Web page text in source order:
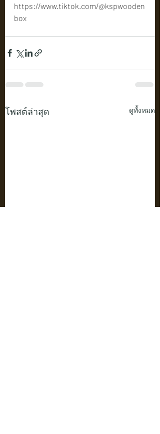
https://www.tiktok.com/@kspwooden
box
โพสต์ล่าสุด ดูทั้งหมด